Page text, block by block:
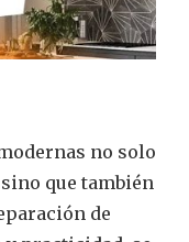
no solo
que también
de